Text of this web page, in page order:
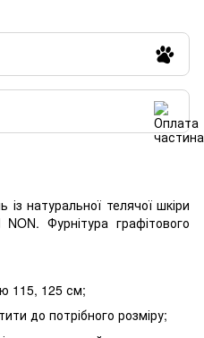
натуральної телячої шкіри
Фурнітура графітового
115, 125 см;
до потрібного розміру;